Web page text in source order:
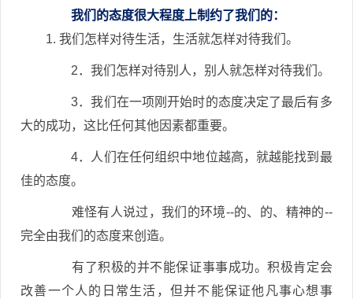
我们的态度很大程度上制约了我们的：
1. 我们怎样对待生活，生活就怎样对待我们。
2．我们怎样对待别人，别人就怎样对待我们。
3．我们在一项刚开始时的态度决定了最后有多
大的成功，这比任何其他因素都重要。
4．人们在任何组织中地位越高，就越能找到最
佳的态度。
难怪有人说过，我们的环境--的、的、精神的--
完全由我们的态度来创造。
有了积极的并不能保证事事成功。积极肯定会
改善一个人的日常生活，但并不能保证他凡事心想事